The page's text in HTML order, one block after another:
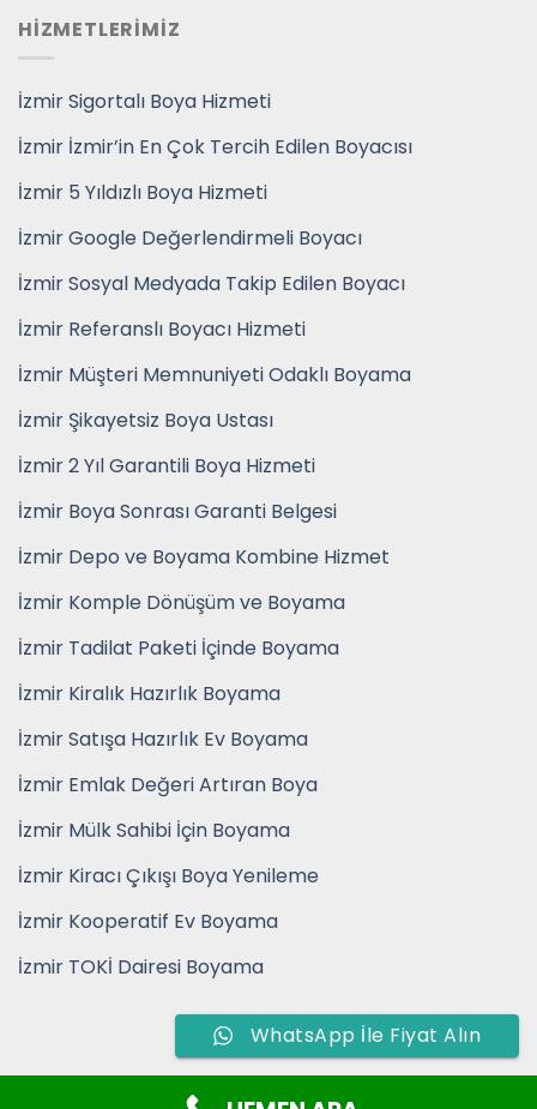
HİZMETLERİMİZ
İzmir Sigortalı Boya Hizmeti
İzmir İzmir’in En Çok Tercih Edilen Boyacısı
İzmir 5 Yıldızlı Boya Hizmeti
İzmir Google Değerlendirmeli Boyacı
İzmir Sosyal Medyada Takip Edilen Boyacı
İzmir Referanslı Boyacı Hizmeti
İzmir Müşteri Memnuniyeti Odaklı Boyama
İzmir Şikayetsiz Boya Ustası
İzmir 2 Yıl Garantili Boya Hizmeti
İzmir Boya Sonrası Garanti Belgesi
İzmir Depo ve Boyama Kombine Hizmet
İzmir Komple Dönüşüm ve Boyama
İzmir Tadilat Paketi İçinde Boyama
İzmir Kiralık Hazırlık Boyama
İzmir Satışa Hazırlık Ev Boyama
İzmir Emlak Değeri Artıran Boya
İzmir Mülk Sahibi İçin Boyama
İzmir Kiracı Çıkışı Boya Yenileme
İzmir Kooperatif Ev Boyama
İzmir TOKİ Dairesi Boyama
WhatsApp İle Fiyat Alın